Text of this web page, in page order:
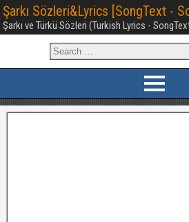
Şarkı Sözleri&Lyrics [SongText -
Şarkı ve Türkü Sözleri (Turkish Lyrics -